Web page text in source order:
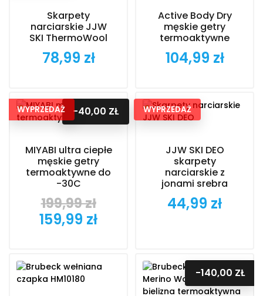
Skarpety
narciarskie JJW
SKI ThermoWool
Cena
78,99 zł
Active Body Dry
męskie getry
termoaktywne
Cena
104,99 zł
MIYABI ultra ciepłe
męskie getry
termoaktywne do
-30C
Cena
podstawowa
199,99 zł
-40,00 ZŁ
Cena
159,99 zł
WYPRZEDAŻ
JJW SKI DEO
skarpety
narciarskie z
jonami srebra
Cena
44,99 zł
WYPRZEDAŻ
-140,00 ZŁ